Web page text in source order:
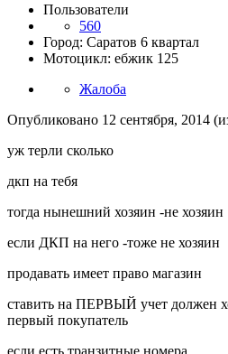
Пользователи
560
Город: Саратов 6 квартал
Мотоцикл: ебжик 125
Жалоба
Опубликовано 12 сентября, 2014
уж терли сколько
дкп на тебя
тогда нынешний хозяин -не хозяин
если ДКП на него -тоже не хозяин
продавать имеет право магазин
ставить на ПЕРВЫЙ учет должен
первый покупатель
если есть транзитные номера